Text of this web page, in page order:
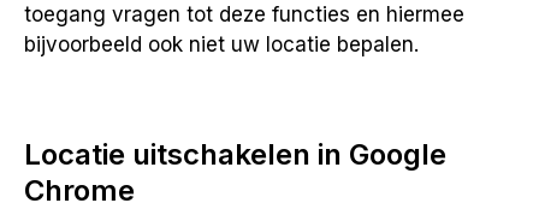
toegang vragen tot deze functies en hiermee
bijvoorbeeld ook niet uw locatie bepalen.
Locatie uitschakelen in Google
Chrome